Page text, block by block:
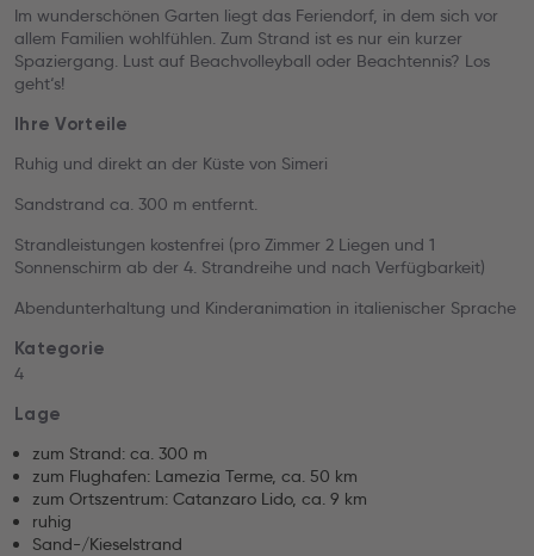
Im wunderschönen Garten liegt das Feriendorf, in dem sich vor
allem Familien wohlfühlen. Zum Strand ist es nur ein kurzer
Spaziergang. Lust auf Beachvolleyball oder Beachtennis? Los
geht‘s!
Ihre Vorteile
Ruhig und direkt an der Küste von Simeri
Sandstrand ca. 300 m entfernt.
Strandleistungen kostenfrei (pro Zimmer 2 Liegen und 1
Sonnenschirm ab der 4. Strandreihe und nach Verfügbarkeit)
Abendunterhaltung und Kinderanimation in italienischer Sprache
Kategorie
4
Lage
zum Strand: ca. 300 m
zum Flughafen: Lamezia Terme, ca. 50 km
zum Ortszentrum: Catanzaro Lido, ca. 9 km
ruhig
Sand-/Kieselstrand